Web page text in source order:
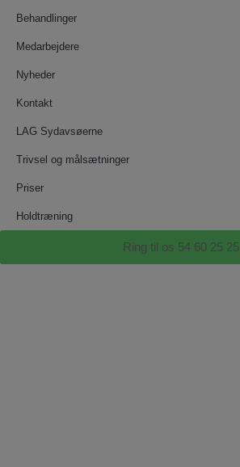
Behandlinger
Medarbejdere
Nyheder
Kontakt
LAG Sydavsøerne
Trivsel og målsætninger
Priser
Holdtræning
Ring til os 54 60 25 25